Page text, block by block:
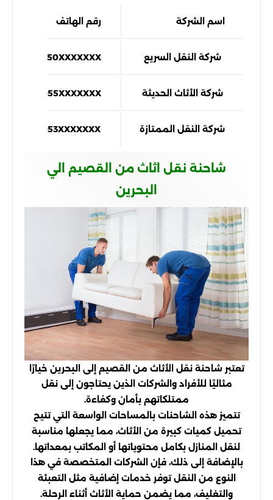
اسم الشركة رقم الهاتف
شركة النقل السريع 050XXXXXXX
شركة الأثاث الحديثة 055XXXXXXX
شركة النقل الممتازة 053XXXXXXX
شاحنة نقل اثاث من القصيم الي
البحرين
تعتبر شاحنة نقل الأثاث من القصيم إلى البحرين خيارًا
مثاليًا للأفراد والشركات الذين يحتاجون إلى نقل
ممتلكاتهم بأمان وكفاءة.
تتميز هذه الشاحنات بالمساحات الواسعة التي تتيح
تحميل كميات كبيرة من الأثاث، مما يجعلها مناسبة
لنقل المنازل بكامل محتوياتها أو المكاتب بمعداتها.
بالإضافة إلى ذلك، فإن الشركات المتخصصة في هذا
النوع من النقل توفر خدمات إضافية مثل التعبئة
والتغليف، مما يضمن حماية الأثاث أثناء الرحلة.